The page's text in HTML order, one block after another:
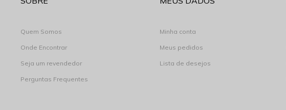
Quem Somos
Onde Encontrar
Seja um revendedor
Perguntas Frequentes
Minha conta
Meus pedidos
Lista de desejos